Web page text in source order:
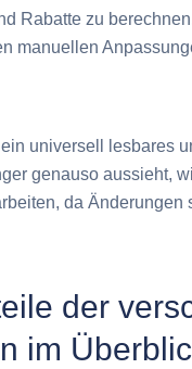
Rabatte zu
manuellen
universell lesbares
genauso aussieht,
da
der
im